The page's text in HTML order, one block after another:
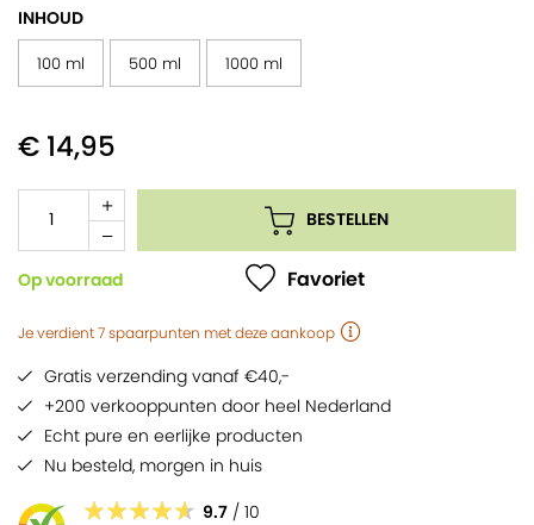
100% natuurlijk en zuiver
INHOUD
€ 14,95
BESTELLEN
Op voorraad Favoriet
Je verdient7spaarpunten met deze aankoop
Gratis verzending vanaf €40,-
+200 verkooppunten door heel Nederland
Echt pure en eerlijke producten
Nu besteld, morgen in huis
9.7 / 10